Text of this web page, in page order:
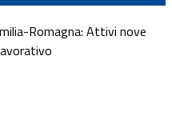
Romagna: Attivi nove